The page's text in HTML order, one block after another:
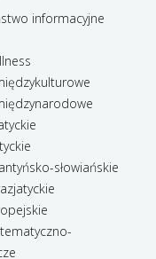
informacyjne
słowiańskie